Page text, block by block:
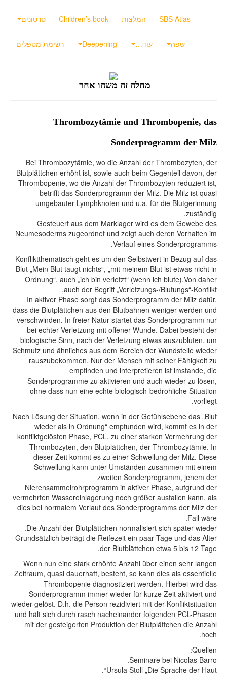
סרטונים Children’s book המלצות SBS Atlas
רשימת מטפלים Deepening עוד… שפה
מחלה זה משהו אחר
Thrombozytämie und Thrombopenie, das
Sonderprogramm der Milz
Bei Thrombozytämie, wo die Anzahl der Thrombozyten, der
Blutplättchen erhöht ist, sowie auch beim Gegenteil davon, der
Thrombopenie, wo die Anzahl der Thrombozyten reduziert ist,
betrifft das Sonderprogramm der Milz. Die Milz ist quasi
umgebauter Lymphknoten und u.a. für die Blutgerinnung
zuständig.
Gesteuert aus dem Marklager wird es dem Gewebe des
Neumesoderms zugeordnet und zeigt auch deren Verhalten im
Verlauf eines Sonderprogramms.
Konfliktthematisch geht es um den Selbstwert in Bezug auf das
Blut „Mein Blut taugt nichts“, „mit meinem Blut ist etwas nicht in
Ordnung“, auch „ich bin verletzt“ (wenn ich blute).Von daher
auch der Begriff „Verletzungs-/Blutungs“-Konflikt.
In aktiver Phase sorgt das Sonderprogramm der Milz dafür,
dass die Blutplättchen aus den Blutbahnen weniger werden und
verschwinden. In freier Natur startet das Sonderprogramm nur
bei echter Verletzung mit offener Wunde. Dabei besteht der
biologische Sinn, nach der Verletzung etwas auszubluten, um
Schmutz und ähnliches aus dem Bereich der Wundstelle wieder
rauszubekommen. Nur der Mensch mit seiner Fähigkeit zu
empfinden und interpretieren ist imstande, die
Sonderprogramme zu aktivieren und auch wieder zu lösen,
ohne dass nun eine echte biologisch-bedrohliche Situation
vorliegt.
Nach Lösung der Situation, wenn in der Gefühlsebene das „Blut
wieder als in Ordnung“ empfunden wird, kommt es in der
konfliktgelösten Phase, PCL, zu einer starken Vermehrung der
Thrombozyten, den Blutplättchen, der Thrombozytämie. In
dieser Zeit kommt es zu einer Schwellung der Milz. Diese
Schwellung kann unter Umständen zusammen mit einem
zweiten Sonderprogramm, jenem der
Nierensammelrohrprogramm in aktiver Phase, aufgrund der
vermehrten Wassereinlagerung noch größer ausfallen kann, als
dies bei normalem Verlauf des Sonderprogramms der Milz der
Fall wäre.
Die Anzahl der Blutplättchen normalisiert sich später wieder.
Grundsätzlich beträgt die Reifezeit ein paar Tage und das Alter
der Blutblättchen etwa 5 bis 12 Tage.
Wenn nun eine stark erhöhte Anzahl über einen sehr langen
Zeitraum, quasi dauerhaft, besteht, so kann dies als essentielle
Thrombopenie diagnostiziert werden. Hierbei wird das
Sonderprogramm immer wieder für kurze Zeit aktiviert und
wieder gelöst. D.h. die Person rezidiviert mit der Konfliktsituation
und hält sich durch rasch nacheinander folgenden PCL-Phasen
mit der gesteigerten Produktion der Blutplättchen die Anzahl
hoch.
Quellen:
Seminare bei Nicolas Barro.
Ursula Stoll „Die Sprache der Haut“.